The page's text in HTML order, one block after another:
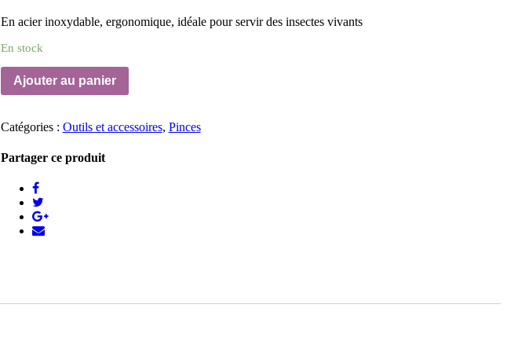
En acier inoxydable, ergonomique, idéale pour servir des insectes vivants
En stock
Ajouter au panier
Catégories : Outils et accessoires, Pinces
Partager ce produit